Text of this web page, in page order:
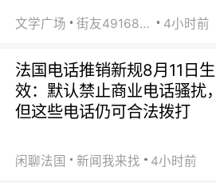
文学广场 街友49168527 4小时前
法国电话推销新规8月11日生
效：默认禁止商业电话骚扰，
但这些电话仍可合法拨打
闲聊法国 新闻我来找 4小时前